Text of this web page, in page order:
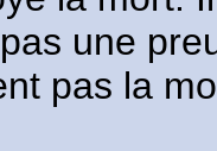
une
pas la